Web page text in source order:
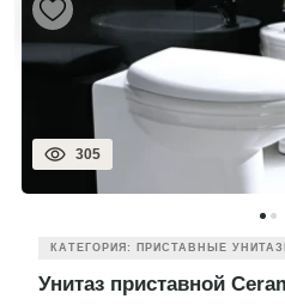
305
КАТЕГОРИЯ: ПРИСТАВНЫЕ
Унитаз приставной